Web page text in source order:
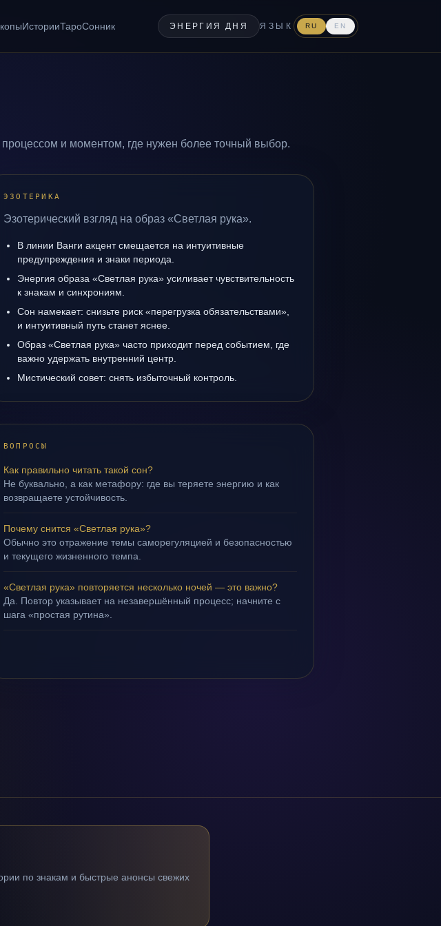
ИсторииТароСонник ЭНЕРГИЯ ДНЯ ЯЗЫК RU EN
и моментом, где нужен более точный выбор.
ЭЗОТЕРИКА
Эзотерический взгляд на образ «Светлая рука».
В линии Ванги акцент смещается на интуитивные
предупреждения и знаки периода.
Энергия образа «Светлая рука» усиливает чувствительность
к знакам и синхрониям.
Сон намекает: снизьте риск «перегрузка обязательствами»,
и интуитивный путь станет яснее.
Образ «Светлая рука» часто приходит перед событием, где
важно удержать внутренний центр.
Мистический совет: снять избыточный контроль.
ВОПРОСЫ
Как правильно читать такой сон?
Не буквально, а как метафору: где вы теряете энергию и как
возвращаете устойчивость.
Почему снится «Светлая рука»?
Обычно это отражение темы саморегуляцией и безопасностью
и текущего жизненного темпа.
«Светлая рука» повторяется несколько ночей — это важно?
Да. Повтор указывает на незавершённый процесс; начните с
шага «простая рутина».
по знакам и быстрые анонсы свежих